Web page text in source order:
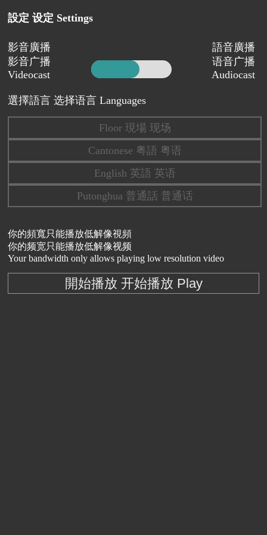
設定 设定 Settings
影音廣播
影音广播
Videocast
語音廣播
语音广播
Audiocast
選擇語言 选择语言 Languages
Floor 現場 现场
Cantonese 粤語 粤语
English 英語 英语
Putonghua 普通話 普通话
你的頻寬只能播放低解像視頻
你的频宽只能播放低解像视频
Your bandwidth only allows playing low resolution video
開始播放 开始播放 Play